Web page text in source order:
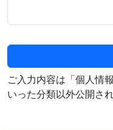
ご入力内容は「個人情
いった分類以外公開さ